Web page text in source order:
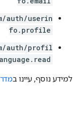
auth/userin
fo.profile
auth/profil
למידע נוסף, עיינו ב